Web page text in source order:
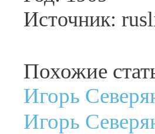
Источник:
Похожие
Игорь
Игорь